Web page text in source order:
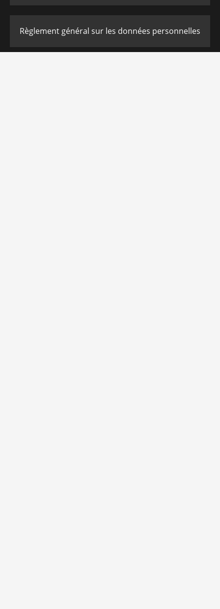
Règlement général sur les données personnelles